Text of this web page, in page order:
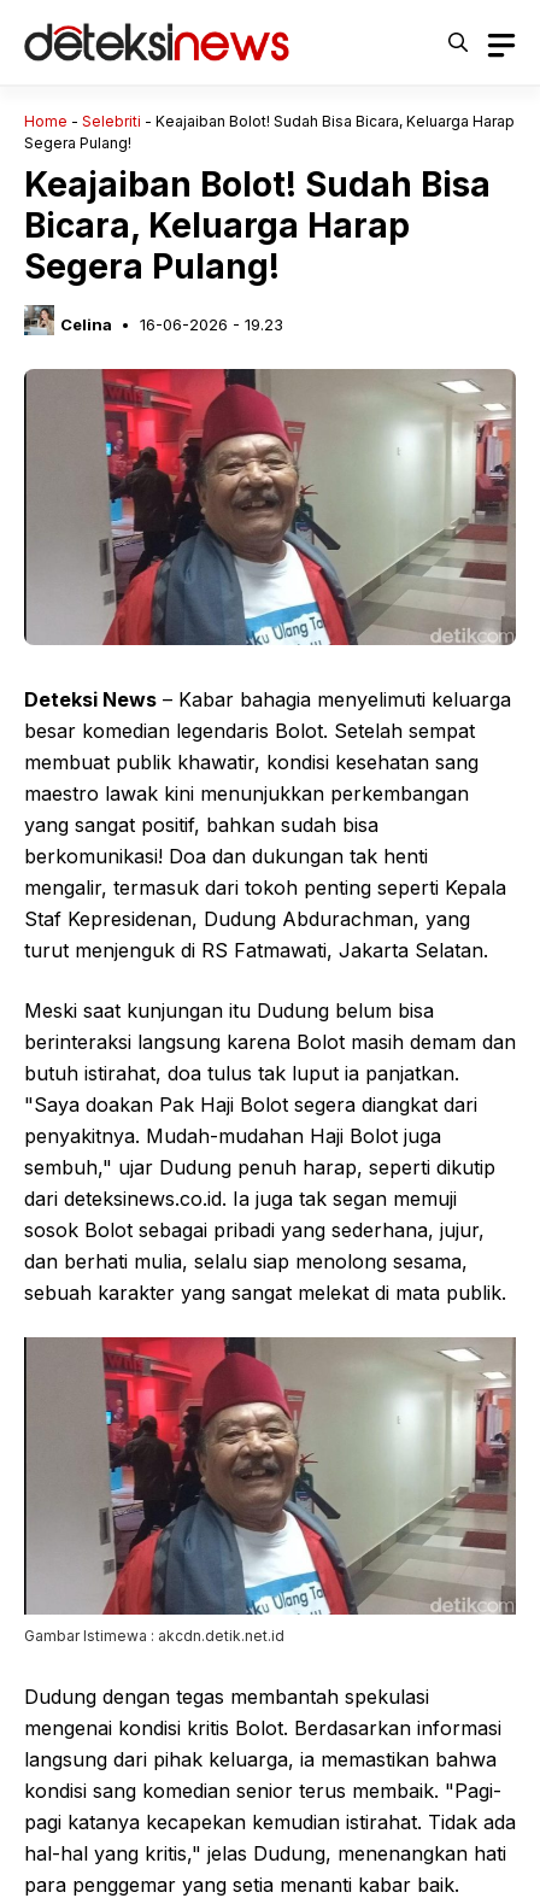
Home - Selebriti - Keajaiban Bolot! Sudah Bisa Bicara, Keluarga Harap
Segera Pulang!
Keajaiban Bolot! Sudah Bisa
Bicara, Keluarga Harap
Segera Pulang!
Celina 16-06-2026 - 19.23
Deteksi News – Kabar bahagia menyelimuti keluarga
besar komedian legendaris Bolot. Setelah sempat
membuat publik khawatir, kondisi kesehatan sang
maestro lawak kini menunjukkan perkembangan
yang sangat positif, bahkan sudah bisa
berkomunikasi! Doa dan dukungan tak henti
mengalir, termasuk dari tokoh penting seperti Kepala
Staf Kepresidenan, Dudung Abdurachman, yang
turut menjenguk di RS Fatmawati, Jakarta Selatan.
Meski saat kunjungan itu Dudung belum bisa
berinteraksi langsung karena Bolot masih demam dan
butuh istirahat, doa tulus tak luput ia panjatkan.
"Saya doakan Pak Haji Bolot segera diangkat dari
penyakitnya. Mudah-mudahan Haji Bolot juga
sembuh," ujar Dudung penuh harap, seperti dikutip
dari deteksinews.co.id. Ia juga tak segan memuji
sosok Bolot sebagai pribadi yang sederhana, jujur,
dan berhati mulia, selalu siap menolong sesama,
sebuah karakter yang sangat melekat di mata publik.
Gambar Istimewa : akcdn.detik.net.id
Dudung dengan tegas membantah spekulasi
mengenai kondisi kritis Bolot. Berdasarkan informasi
langsung dari pihak keluarga, ia memastikan bahwa
kondisi sang komedian senior terus membaik. "Pagi-
pagi katanya kecapekan kemudian istirahat. Tidak ada
hal-hal yang kritis," jelas Dudung, menenangkan hati
para penggemar yang setia menanti kabar baik.